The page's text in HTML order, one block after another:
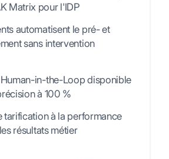
Matrix pour l'IDP
automatisent le pré- et
sans intervention
in-the-Loop disponible
à 100 %
tarification à la performance
résultats métier